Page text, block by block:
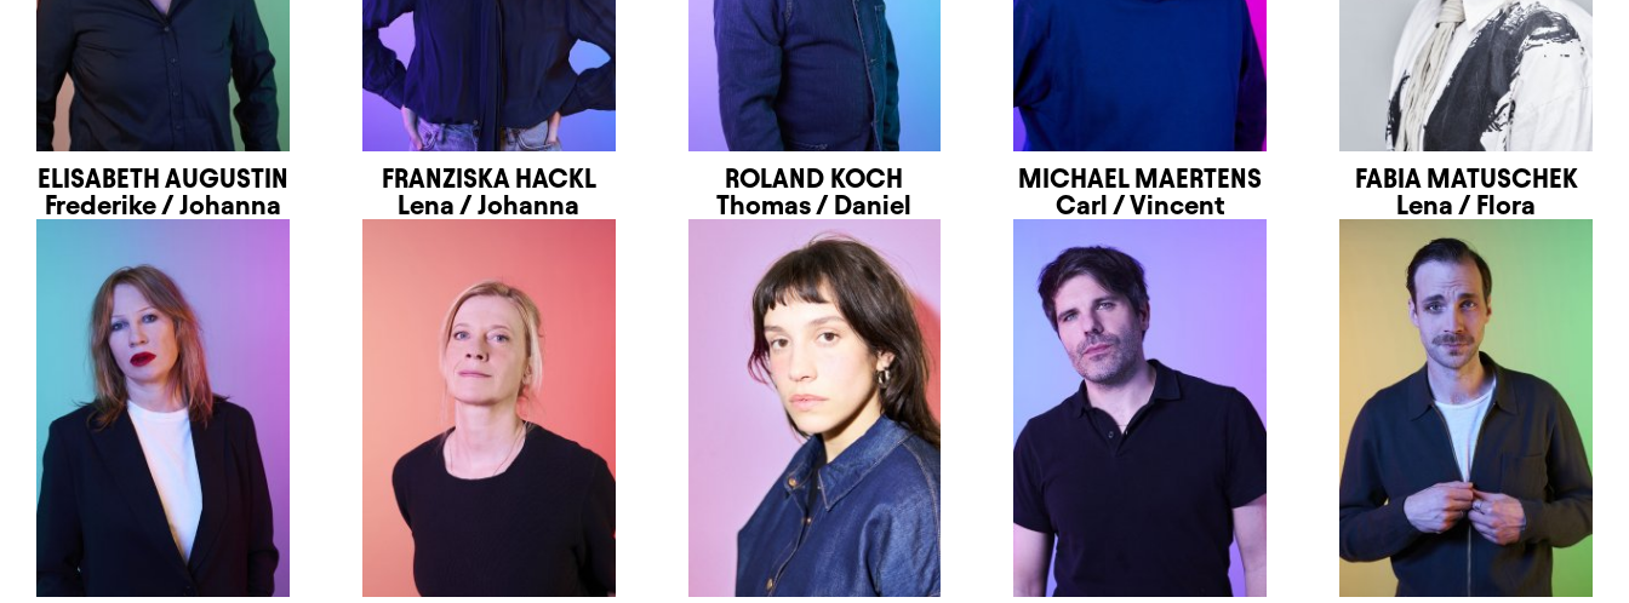
ELISABETH AUGUSTIN
Frederike / Johanna
FRANZISKA HACKL
Lena / Johanna
ROLAND KOCH
Thomas / Daniel
MICHAEL MAERTENS
Carl / Vincent
FABIA MATUSCHEK
Lena / Flora